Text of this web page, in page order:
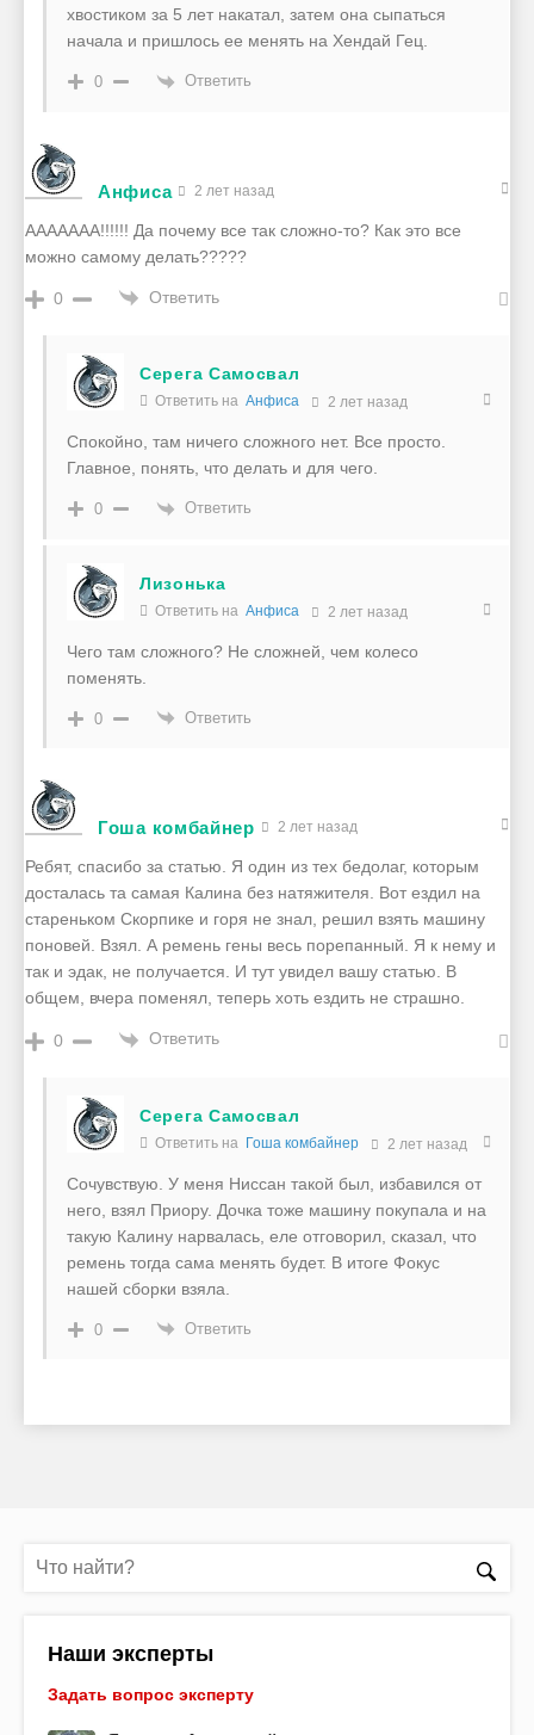
хвостиком за 5 лет накатал, затем она сыпаться
начала и пришлось ее менять на Хендай Гец.
0 Ответить
Анфиса 2 лет назад
ААААААА!!!!!! Да почему все так сложно-то? Как это все
можно самому делать?????
0 Ответить
Серега Самосвал
Ответить на Анфиса 2 лет назад
Спокойно, там ничего сложного нет. Все просто.
Главное, понять, что делать и для чего.
0 Ответить
Лизонька
Ответить на Анфиса 2 лет назад
Чего там сложного? Не сложней, чем колесо
поменять.
0 Ответить
Гоша комбайнер 2 лет назад
Ребят, спасибо за статью. Я один из тех бедолаг, которым
досталась та самая Калина без натяжителя. Вот ездил на
стареньком Скорпике и горя не знал, решил взять машину
поновей. Взял. А ремень гены весь порепанный. Я к нему и
так и эдак, не получается. И тут увидел вашу статью. В
общем, вчера поменял, теперь хоть ездить не страшно.
0 Ответить
Серега Самосвал
Ответить на Гоша комбайнер 2 лет назад
Сочувствую. У меня Ниссан такой был, избавился от
него, взял Приору. Дочка тоже машину покупала и на
такую Калину нарвалась, еле отговорил, сказал, что
ремень тогда сама менять будет. В итоге Фокус
нашей сборки взяла.
0 Ответить
Наши эксперты
Задать вопрос эксперту